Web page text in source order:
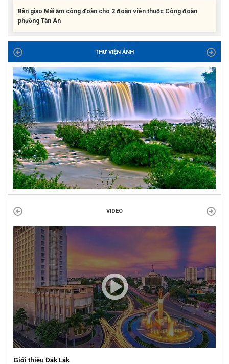
phường Tân An
Liên đoàn Lao động tỉnh trao tặng 100 bộ bút chấm đọc tiếng Anh
ĐỜI ĐỜI GHI NHỚ CÔNG ƠN CÁC ANH HÙNG LIỆT SĨ, THƯƠNG
BINH VÀ NGƯỜI CÓ CÔNG VỚI CÁCH MẠNG!
Công đoàn phường Tuy Hòa tổ chức chuỗi hoạt động chào mừng
97 năm ngày thành lập Công đoàn Việt Nam (28/7/1929 –...
THƯ VIỆN ẢNH
VIDEO
Giới thiệu Đắk Lắk